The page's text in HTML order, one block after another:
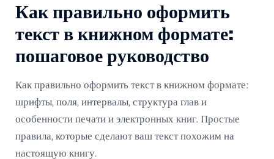
Как правильно оформить
текст в книжном формате:
пошаговое руководство
Как правильно оформить текст в книжном формате:
шрифты, поля, интервалы, структура глав и
особенности печати и электронных книг. Простые
правила, которые сделают ваш текст похожим на
настоящую книгу.